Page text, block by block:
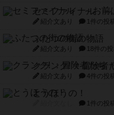
セミファイナル ～
紹介文あり 1件の投稿
ふたつの街の物語
紹介文あり 18件の投
クランク! ：冒険者
紹介文あり 4件の投稿
とうほうの！
1件の投稿